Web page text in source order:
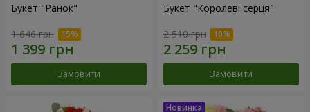
Букет "Ранок"
1 646 грн
Замовити
Букет "Королеві серця"
2 510 грн
Замовити